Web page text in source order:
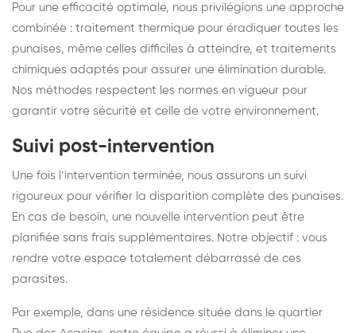
Pour une efficacité optimale, nous privilégions une approche
combinée : traitement thermique pour éradiquer toutes les
punaises, même celles difficiles à atteindre, et traitements
chimiques adaptés pour assurer une élimination durable.
Nos méthodes respectent les normes en vigueur pour
garantir votre sécurité et celle de votre environnement.
Suivi post-intervention
Une fois l’intervention terminée, nous assurons un suivi
rigoureux pour vérifier la disparition complète des punaises.
En cas de besoin, une nouvelle intervention peut être
planifiée sans frais supplémentaires. Notre objectif : vous
rendre votre espace totalement débarrassé de ces
parasites.
Par exemple, dans une résidence située dans le quartier